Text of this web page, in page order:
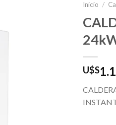
Inicio /
U$S